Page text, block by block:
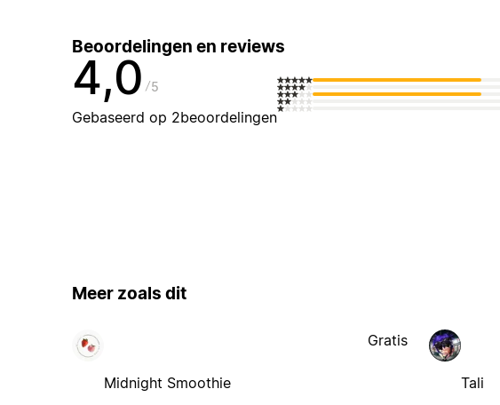
Beoordelingen en reviews
4,0 5
Gebaseerd op 2beoordelingen
Meer zoals dit
Midnight Smoothie
Gratis
Tali